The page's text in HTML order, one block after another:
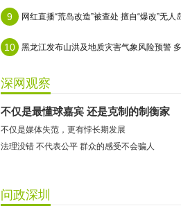
9 网红直播“荒岛改造”被查处 擅自“爆改”无人
10
深网观察
不仅是最懂球嘉宾 还是克制的制衡家
不仅是媒体失范，更有悖长期发展
​法理没错 不代表公平 群众的感受不会骗人
问政深圳